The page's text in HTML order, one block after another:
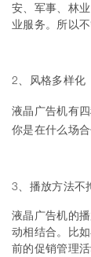
安、军事、林
业服务。所以
2、风格多样化
液晶广告机有
你是在什么场
3、播放方法不
液晶广告机的
动相结合。比
前的促销管理